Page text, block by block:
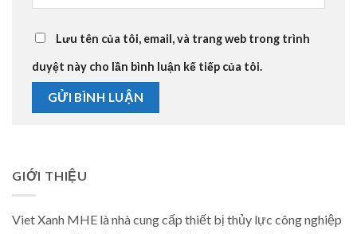
Lưu tên của tôi, email, và trang web trong trình
duyệt này cho lần bình luận kế tiếp của tôi.
GIỚI THIỆU
Viet Xanh MHE là nhà cung cấp thiết bị thủy lực công nghiệp